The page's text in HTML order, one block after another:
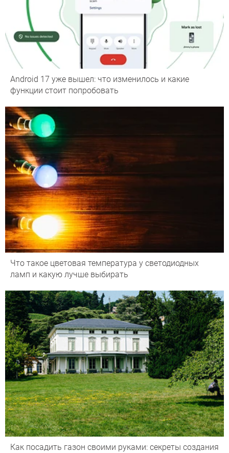
Android 17 уже вышел: что изменилось и какие
функции стоит попробовать
Что такое цветовая температура у светодиодных
ламп и какую лучше выбирать
Как посадить газон своими руками: секреты создания